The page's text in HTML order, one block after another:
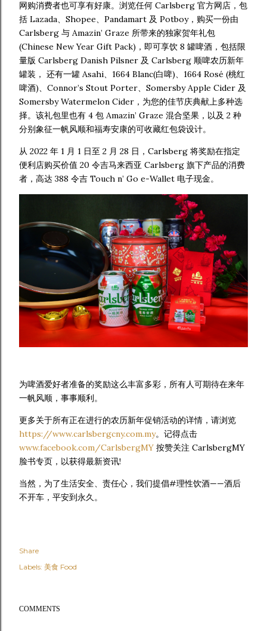
网购消费者也可享有好康。浏览任何 Carlsberg 官方网店，包
括 Lazada、Shopee、Pandamart 及 Potboy，购买一份由
Carlsberg 与 Amazin’ Graze 所带来的独家贺年礼包
(Chinese New Year Gift Pack)，即可享饮 8 罐啤酒，包括限
量版 Carlsberg Danish Pilsner 及 Carlsberg 顺啤农历新年
罐装， 还有一罐 Asahi、1664 Blanc(白啤)、1664 Rosé (桃红
啤酒)、Connor’s Stout Porter、Somersby Apple Cider 及
Somersby Watermelon Cider，为您的佳节庆典献上多种选
择。该礼包里也有 4 包 Amazin’ Graze 混合坚果，以及 2 种
分别象征一帆风顺和福寿安康的可收藏红包袋设计。
从 2022 年 1 月 1 日至 2 月 28 日，Carlsberg 将奖励在指定
便利店购买价值 20 令吉马来西亚 Carlsberg 旗下产品的消费
者，高达 388 令吉 Touch n’ Go e-Wallet 电子现金。
为啤酒爱好者准备的奖励这么丰富多彩，所有人可期待在来年
一帆风顺，事事顺利。
更多关于所有正在进行的农历新年促销活动的详情，请浏览
https://www.carlsbergcny.com.my。记得点击
www.facebook.com/CarlsbergMY 按赞关注 CarlsbergMY
脸书专页，以获得最新资讯!
当然，为了生活安全、责任心，我们提倡#理性饮酒——酒后
不开车，平安到永久。
Share
Labels: 美食 Food
COMMENTS